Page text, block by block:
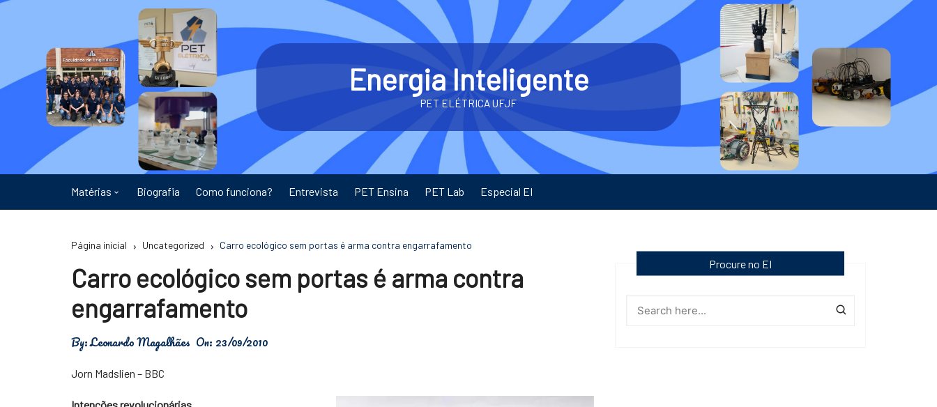
Ir
Energia Inteligente
PET ELÉTRICA UFJF
Matérias
Energia
Física
Meio Ambiente
Biografia Como funciona? Entrevista PET Ensina PET Lab Especial EI
Página inicial Uncategorized Carro ecológico sem portas é arma contra engarrafamento
Carro ecológico sem portas é arma contra
engarrafamento
By:Leonardo Magalhães On: 23/09/2010
Jorn Madslien – BBC
Procure no EI